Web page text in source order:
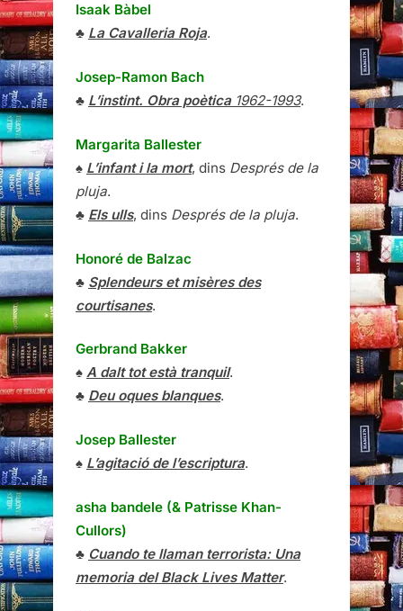
Isaak Bàbel
♣ La Cavalleria Roja.
Josep-Ramon Bach
♣ L’instint. Obra poètica1962-1993.
Margarita Ballester
♠ L’infant i la mort, dins Després de la
pluja.
♣ Els ulls, dins Després de la pluja.
Honoré de Balzac
♣ Splendeurs et misères des
courtisanes.
Gerbrand Bakker
♠ A dalt tot està tranquil.
♣ Deu oques blanques.
Josep Ballester
♠ L’agitació de l’escriptura.
asha bandele (& Patrisse Khan-
Cullors)
♣ Cuando te llaman terrorista: Una
memoria del Black Lives Matter.